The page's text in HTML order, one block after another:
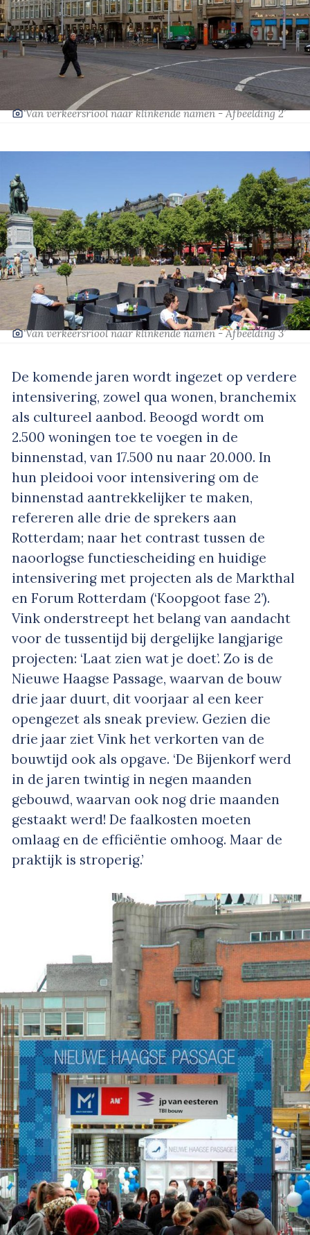
‘Van verkeersriool naar klinkende namen - Afbeelding 2’
‘Van verkeersriool naar klinkende namen - Afbeelding 3’
De komende jaren wordt ingezet op verdere
intensivering, zowel qua wonen, branchemix
als cultureel aanbod. Beoogd wordt om
2.500 woningen toe te voegen in de
binnenstad, van 17.500 nu naar 20.000. In
hun pleidooi voor intensivering om de
binnenstad aantrekkelijker te maken,
refereren alle drie de sprekers aan
Rotterdam; naar het contrast tussen de
naoorlogse functiescheiding en huidige
intensivering met projecten als de Markthal
en Forum Rotterdam (‘Koopgoot fase 2’).
Vink onderstreept het belang van aandacht
voor de tussentijd bij dergelijke langjarige
projecten: ‘Laat zien wat je doet’. Zo is de
Nieuwe Haagse Passage, waarvan de bouw
drie jaar duurt, dit voorjaar al een keer
opengezet als sneak preview. Gezien die
drie jaar ziet Vink het verkorten van de
bouwtijd ook als opgave. ‘De Bijenkorf werd
in de jaren twintig in negen maanden
gebouwd, waarvan ook nog drie maanden
gestaakt werd! De faalkosten moeten
omlaag en de efficiëntie omhoog. Maar de
praktijk is stroperig.’